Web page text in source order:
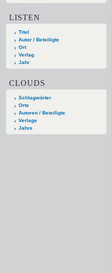
LISTEN
Titel
Autor / Beteiligte
Ort
Verlag
Jahr
CLOUDS
Schlagwörter
Orte
Autoren / Beteiligte
Verlage
Jahre